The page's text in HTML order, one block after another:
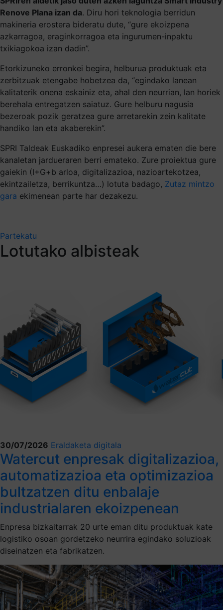
Renove Plana izan da. Diru hori teknologia berridun
makineria erostera bideratu dute, “gure ekoizpena
azkarragoa, eraginkorragoa eta ingurumen-inpaktu
txikiagokoa izan dadin”.
Etorkizuneko erronkei begira, helburua produktuak eta
zerbitzuak etengabe hobetzea da, “egindako lanean
kalitaterik onena eskainiz eta, ahal den neurrian, lan horiek
berehala entregatzen saiatuz. Gure helburu nagusia
bezeroak pozik geratzea gure arretarekin zein kalitate
handiko lan eta akaberekin”.
SPRI Taldeak Euskadiko enpresei aukera ematen die bere
kanaletan jardueraren berri emateko. Zure proiektua gure
gaiekin (I+G+b arloa, digitalizazioa, nazioartekotzea,
ekintzailetza, berrikuntza…) lotuta badago, Zutaz mintzo
gara ekimenean parte har dezakezu.
Partekatu
Lotutako albisteak
30/07/2026 Eraldaketa digitala
Watercut enpresak digitalizazioa,
automatizazioa eta optimizazioa
bultzatzen ditu enbalaje
industrialaren ekoizpenean
Enpresa bizkaitarrak 20 urte eman ditu produktuak kate
logistiko osoan gordetzeko neurrira egindako soluzioak
diseinatzen eta fabrikatzen.